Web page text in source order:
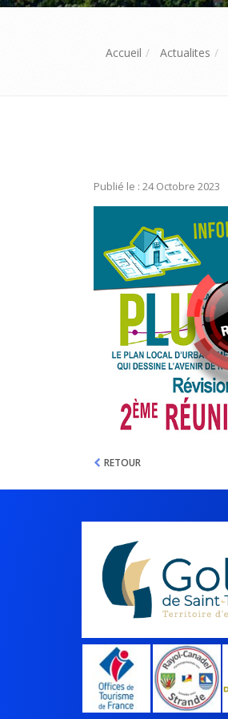
Accueil Actualites
Publié le : 24 Octobre 2023
RETOUR